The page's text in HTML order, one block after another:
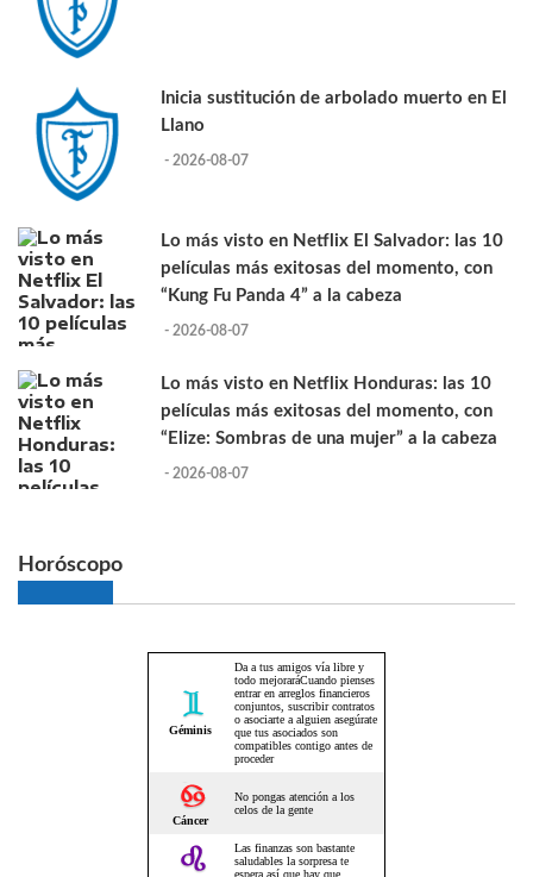
Inicia sustitución de arbolado muerto en El
Llano
- 2026-08-07
Lo más visto en Netflix El Salvador: las 10
películas más exitosas del momento, con
“Kung Fu Panda 4” a la cabeza
- 2026-08-07
Lo más visto en Netflix Honduras: las 10
películas más exitosas del momento, con
“Elize: Sombras de una mujer” a la cabeza
- 2026-08-07
Horóscopo